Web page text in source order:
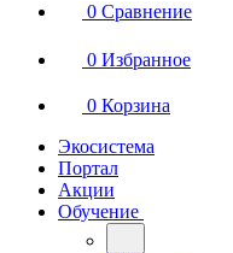
0 Сравнение
0 Избранное
0 Корзина
Экосистема
Портал
Акции
Обучение